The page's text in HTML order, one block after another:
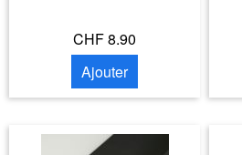
CHF 8.90
Ajouter